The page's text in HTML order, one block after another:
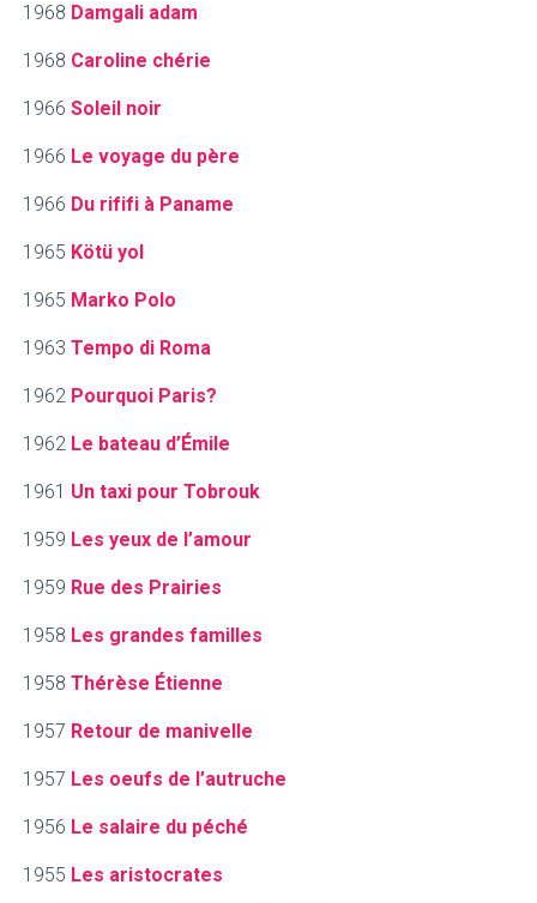
1968 Damgali adam
1968 Caroline chérie
1966 Soleil noir
1966 Le voyage du père
1966 Du rififi à Paname
1965 Kötü yol
1965 Marko Polo
1963 Tempo di Roma
1962 Pourquoi Paris?
1962 Le bateau d’Émile
1961 Un taxi pour Tobrouk
1959 Les yeux de l’amour
1959 Rue des Prairies
1958 Les grandes familles
1958 Thérèse Étienne
1957 Retour de manivelle
1957 Les oeufs de l’autruche
1956 Le salaire du péché
1955 Les aristocrates